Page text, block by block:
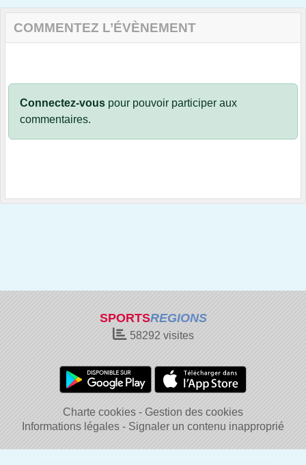
COMMENTEZ L’ÉVÈNEMENT
Connectez-vous pour pouvoir participer aux
commentaires.
SPORTSREGIONS
58292 visites
Charte cookies
Gestion des cookies
Informations légales
Signaler un contenu inapproprié